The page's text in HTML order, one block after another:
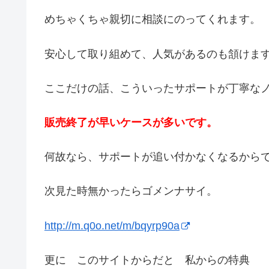
めちゃくちゃ親切に相談にのってくれます。
安心して取り組めて、人気があるのも頷けます
ここだけの話、こういったサポートが丁寧な
販売終了が早いケースが多いです。
何故なら、サポートが追い付かなくなるからで
次見た時無かったらゴメンナサイ。
http://m.q0o.net/m/bqyrp90a
更に このサイトからだと 私からの特典